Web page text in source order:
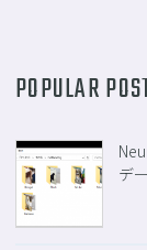
POPULAR
デ